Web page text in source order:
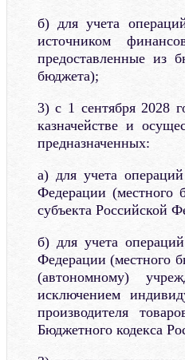
б) для учета
источником
предоставленные из
бюджета);
3) с 1 сентября 2028
казначействе и
предназначенных:
а) для учета
Федерации (местного
субъекта Российской
б) для учета
Федерации (местного
(автономному)
исключением
производителя
Бюджетного кодекса